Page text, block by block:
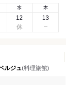
水
12
木
13
ルジュ(料理旅館)